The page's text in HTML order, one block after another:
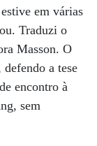
em várias
Traduzi o
Masson. O
a tese
encontro à
sem